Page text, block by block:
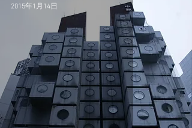
2015年1月14日